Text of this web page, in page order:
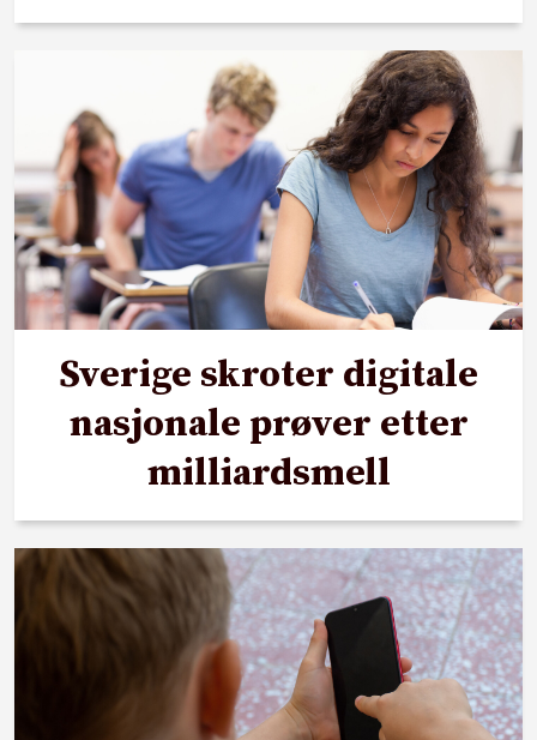
Sverige skroter digitale
nasjonale prøver etter
milliardsmell